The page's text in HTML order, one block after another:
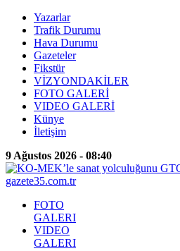
Yazarlar
Trafik Durumu
Hava Durumu
Gazeteler
Fikstür
VİZYONDAKİLER
FOTO GALERİ
VIDEO GALERİ
Künye
İletişim
9 Ağustos 2026 - 08:40
FOTO
GALERI
VIDEO
GALERI